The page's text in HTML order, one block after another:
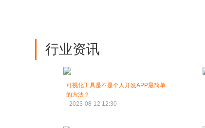
行业资讯
可视化工具是不是个人开发APP最简单
的方法？
2023-08-12 12:30